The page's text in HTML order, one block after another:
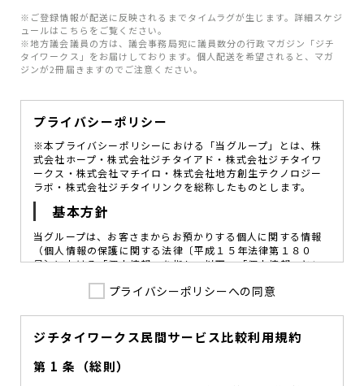
※ご登録情報が配送に反映されるまでタイムラグが生じます。詳細スケジ
ュールはこちらをご覧ください。
※地方議会議員の方は、議会事務局宛に議員数分の行政マガジン「ジチ
タイワークス」をお届けしております。個人配送を希望されると、マガ
ジンが2冊届きますのでご注意ください。
プライバシーポリシー
※本プライバシーポリシーにおける「当グループ」とは、株
式会社ホープ・株式会社ジチタイアド・株式会社ジチタイワ
ークス・株式会社マチイロ・株式会社地方創生テクノロジー
ラボ・株式会社ジチタイリンクを総称したものとします。
基本方針
当グループは、お客さまからお預かりする個人に関する情報
（個人情報の保護に関する法律〔平成１５年法律第１８０
号〕における「個人情報」を指し、以下、「個人情報」とい
図ることが、重要な社会的責務であると考えております。
を定め、役員及び従業員に個人情報保護の重要性の認識と取
組みを徹底させることによって、個人情報の適切な取り扱い
に努めてまいります。
プライバシーポリシーへの同意
ジチタイワークス民間サービス比較利用規約
第 1 条（総則）